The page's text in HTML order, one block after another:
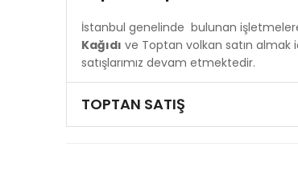
İstanbul genelinde bulunan
Kağıdı ve Toptan volkan satın almak
satışlarımız devam etmektedir.
TOPTAN SATIŞ